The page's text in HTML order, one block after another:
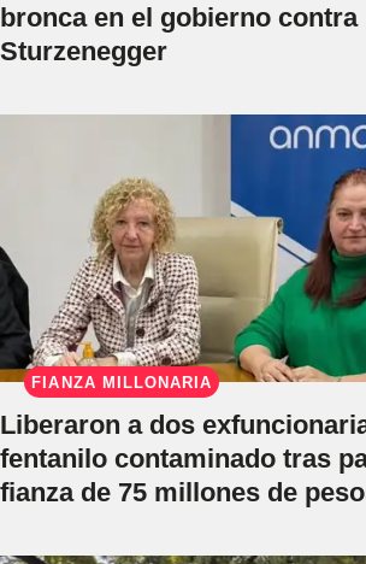
bronca en el gobierno contra
Sturzenegger
FIANZA MILLONARIA
Liberaron a dos
fentanilo contaminado tras
fianza de 75 millones de